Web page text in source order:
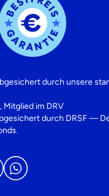
durch unsere
Mitglied im DRV
durch DRSF —